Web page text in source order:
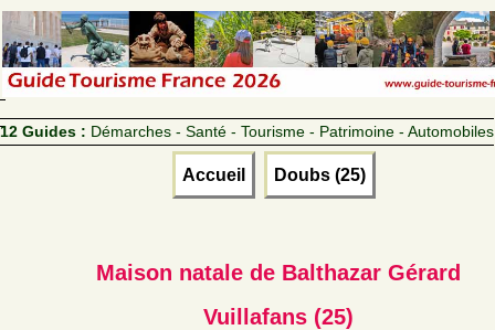
12 Guides : Démarches - Santé - Tourisme - Patrimoine - Automobiles
Accueil Doubs (25)
Maison natale de Balthazar Gérard
Vuillafans (25)